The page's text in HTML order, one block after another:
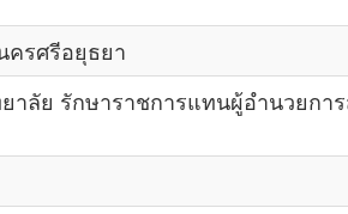
รศรีอยุธยา
ลัย รักษาราชการแทนผู้อำนวยกา